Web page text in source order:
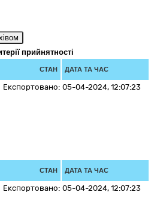
прийнятності
СТАН ДАТА ТА ЧАС
Експортовано: 05-04-2024, 12:07:23
СТАН ДАТА ТА ЧАС
Експортовано: 05-04-2024, 12:07:23